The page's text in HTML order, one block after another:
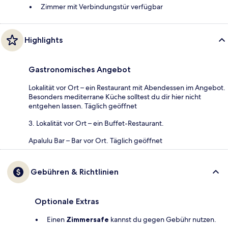
Zimmer mit Verbindungstür verfügbar
Highlights
Gastronomisches Angebot
Lokalität vor Ort – ein Restaurant mit Abendessen im Angebot.
Besonders mediterrane Küche solltest du dir hier nicht
entgehen lassen. Täglich geöffnet
3. Lokalität vor Ort – ein Buffet-Restaurant.
Apalulu Bar – Bar vor Ort. Täglich geöffnet
Gebühren & Richtlinien
Optionale Extras
Einen Zimmersafe kannst du gegen Gebühr nutzen.